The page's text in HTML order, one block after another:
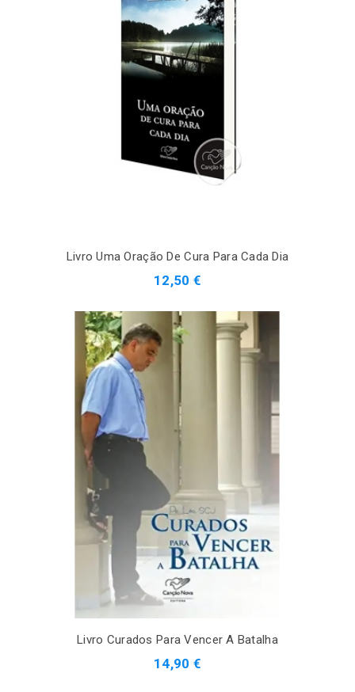
Livro Uma Oração De Cura Para Cada Dia
12,50 €
Livro Curados Para Vencer A Batalha
14,90 €